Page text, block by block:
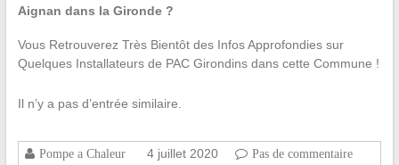
Aignan dans la Gironde ?
Vous Retrouverez Très Bientôt des Infos Approfondies sur
Quelques Installateurs de PAC Girondins dans cette Commune !
Il n’y a pas d’entrée similaire.
Pompe a Chaleur 4 juillet 2020 Pas de commentaire